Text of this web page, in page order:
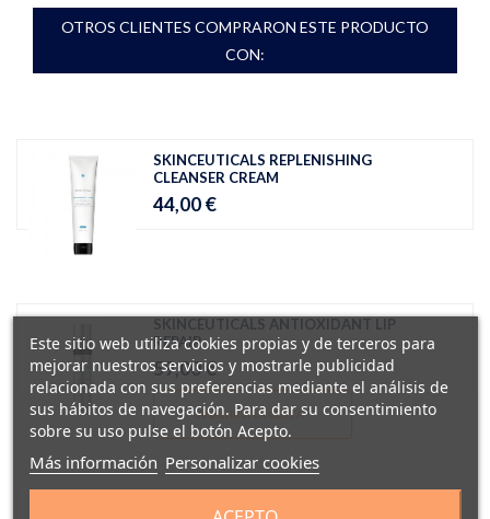
OTROS CLIENTES COMPRARON ESTE PRODUCTO
CON:
SKINCEUTICALS REPLENISHING
CLEANSER CREAM
44,00 €
SKINCEUTICALS ANTIOXIDANT LIP
REPAIR
59,00 €
AÑADIR A LA CESTA
Este sitio web utiliza cookies propias y de terceros para
mejorar nuestros servicios y mostrarle publicidad
relacionada con sus preferencias mediante el análisis de
sus hábitos de navegación. Para dar su consentimiento
sobre su uso pulse el botón Acepto.
Más información Personalizar cookies